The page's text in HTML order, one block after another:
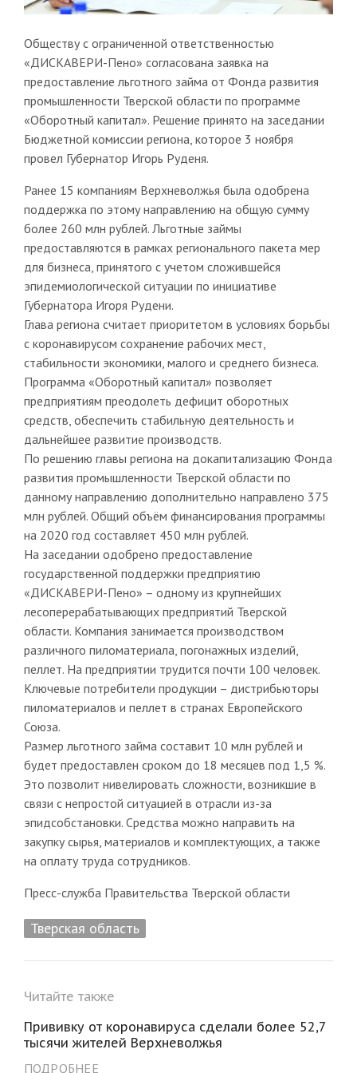
Обществу с ограниченной ответственностью
«ДИСКАВЕРИ-Пено» согласована заявка на
предоставление льготного займа от Фонда развития
промышленности Тверской области по программе
«Оборотный капитал». Решение принято на заседании
Бюджетной комиссии региона, которое 3 ноября
провел Губернатор Игорь Руденя.
Ранее 15 компаниям Верхневолжья была одобрена
поддержка по этому направлению на общую сумму
более 260 млн рублей. Льготные займы
предоставляются в рамках регионального пакета мер
для бизнеса, принятого с учетом сложившейся
эпидемиологической ситуации по инициативе
Губернатора Игоря Рудени.
Глава региона считает приоритетом в условиях борьбы
с коронавирусом сохранение рабочих мест,
стабильности экономики, малого и среднего бизнеса.
Программа «Оборотный капитал» позволяет
предприятиям преодолеть дефицит оборотных
средств, обеспечить стабильную деятельность и
дальнейшее развитие производств.
По решению главы региона на докапитализацию Фонда
развития промышленности Тверской области по
данному направлению дополнительно направлено 375
млн рублей. Общий объём финансирования программы
на 2020 год составляет 450 млн рублей.
На заседании одобрено предоставление
государственной поддержки предприятию
«ДИСКАВЕРИ-Пено» – одному из крупнейших
лесоперерабатывающих предприятий Тверской
области. Компания занимается производством
различного пиломатериала, погонажных изделий,
пеллет. На предприятии трудится почти 100 человек.
Ключевые потребители продукции – дистрибьюторы
пиломатериалов и пеллет в странах Европейского
Союза.
Размер льготного займа составит 10 млн рублей и
будет предоставлен сроком до 18 месяцев под 1,5 %.
Это позволит нивелировать сложности, возникшие в
связи с непростой ситуацией в отрасли из-за
эпидсобстановки. Средства можно направить на
закупку сырья, материалов и комплектующих, а также
на оплату труда сотрудников.
Пресс-служба Правительства Тверской области
Тверская область
Читайте также
Прививку от коронавируса сделали более 52,7
тысячи жителей Верхневолжья
ПОДРОБНЕЕ